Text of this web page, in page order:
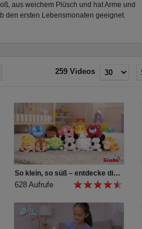
aus weichem Plüsch und hat Arme und
den ersten Lebensmonaten geeignet.
259 Videos
So klein, so süß – entdecke die Disney Snuglets XS!
628 Aufrufe